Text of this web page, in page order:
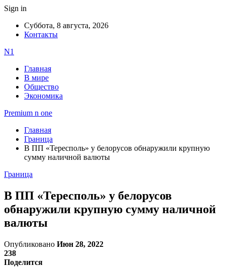
Sign in
Суббота, 8 августа, 2026
Контакты
N1
Главная
В мире
Общество
Экономика
Premium n one
Главная
Граница
В ПП «Тересполь» у белорусов обнаружили крупную
сумму наличной валюты
Граница
В ПП «Тересполь» у белорусов
обнаружили крупную сумму наличной
валюты
Опубликовано Июн 28, 2022
238
Поделится